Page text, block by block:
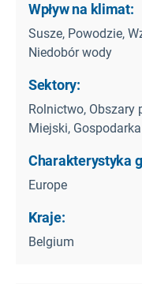
Wpływ na klimat:
Susze, Powodzie,
Niedobór wody
Sektory:
Rolnictwo, Obszary
Miejski,
Charakterystyka
Europe
Kraje:
Belgium